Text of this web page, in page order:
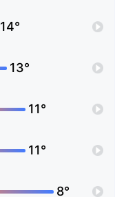
14°
13°
11°
11°
8°